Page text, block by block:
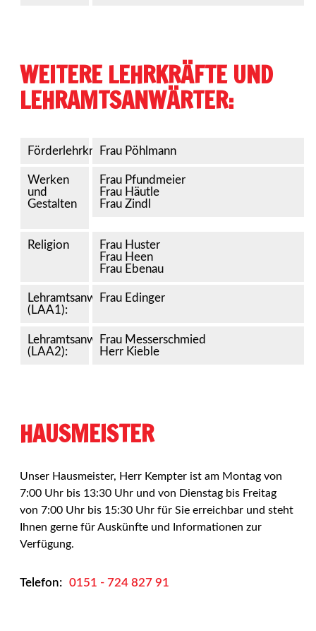
WEITERE LEHRKRÄFTE UND
LEHRAMTSANWÄRTER:
FörderlehrkraftFrau Pöhlmann
Werken
und
Gestalten
Frau Pfundmeier
Frau Häutle
Frau Zindl
Religion
Frau Huster
Frau Heen
Frau Ebenau
Lehramtsanwärter
(LAA1):
Frau Edinger
Lehramtsanwärter
(LAA2):
Frau Messerschmied
Herr Kieble
HAUSMEISTER
Unser Hausmeister, Herr Kempter ist am Montag von
7:00 Uhr bis 13:30 Uhr und von Dienstag bis Freitag
von 7:00 Uhr bis 15:30 Uhr für Sie erreichbar und steht
Ihnen gerne für Auskünfte und Informationen zur
Verfügung.
Telefon: 0151 - 724 827 91